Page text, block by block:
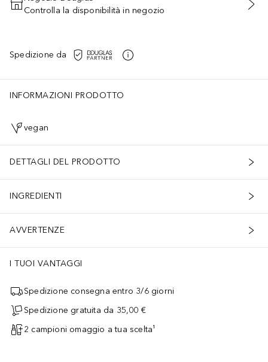
AGGIUNGI AL CARRELLO
Controlla la disponibilità in negozio
Spedizione da
INFORMAZIONI PRODOTTO
vegan
DETTAGLI DEL PRODOTTO
INGREDIENTI
AVVERTENZE
I TUOI VANTAGGI
Spedizione consegna entro 3/6 giorni
Spedizione gratuita da 35,00 €
2 campioni omaggio a tua scelta¹